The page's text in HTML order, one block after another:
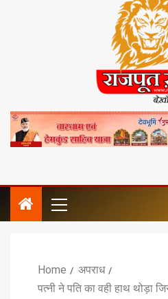
Home
अपराध
पत्नी ने पति का वही हाथ थोड़ा